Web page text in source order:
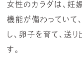
女性のカラダは、妊
機能が備わっていて
し、卵子を育て、送
す。